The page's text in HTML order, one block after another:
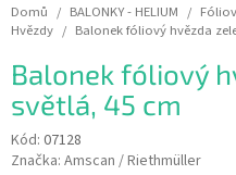
HELIUM
-
OSLAVY
MASKY
-
KOSTÝMY
Domů / BALONKY - HELIUM /
Hvězdy / Balonek fóliový hvězda
Balonek fóliový
světlá, 45 cm
Kód: 07128
Značka: Amscan / Riethmüller